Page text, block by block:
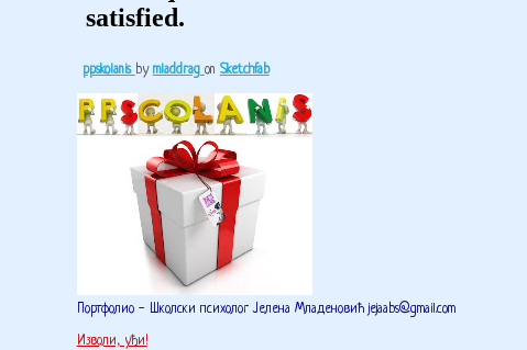
ppskolanis by mladdrag on Sketchfab
Портфолио - Школски психолог Јелена Младеновић jejaabs@gmail.com
Изволи, уђи!